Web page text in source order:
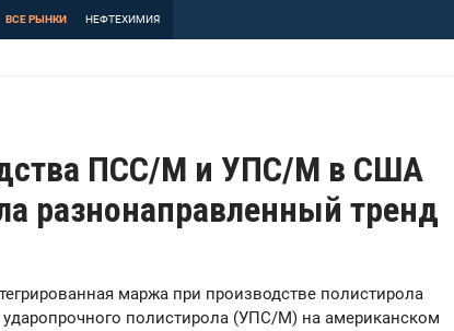
ВСЕ РЫНКИ НЕФТЕХИМИЯ
ПСC/М и УПС/М в США
разнонаправленный тренд
маржа при производстве полистирола
полистирола (УПС/М) на американском